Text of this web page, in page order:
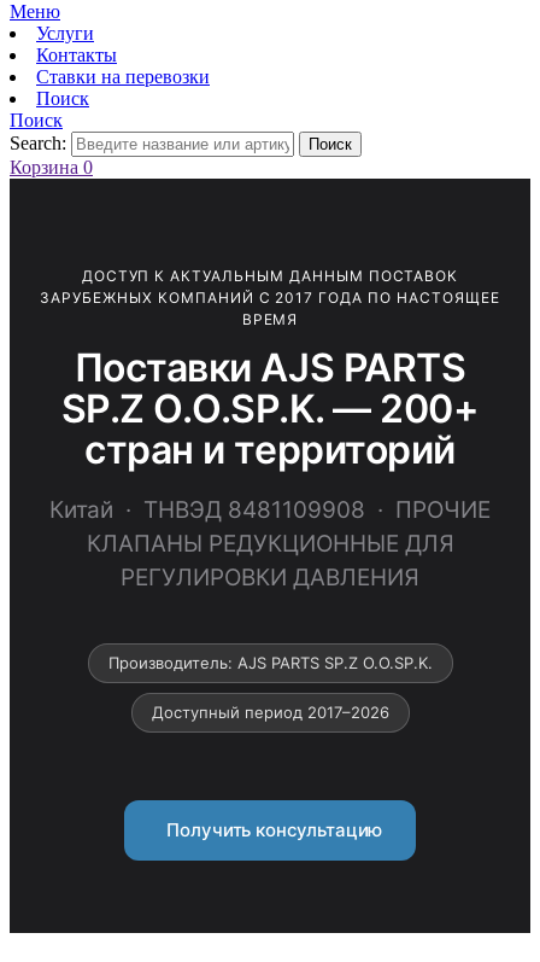
Меню
Услуги
Контакты
Ставки на перевозки
Поиск
Поиск
Search:
Поиск
Корзина 0
ДОСТУП К АКТУАЛЬНЫМ ДАННЫМ ПОСТАВОК
ЗАРУБЕЖНЫХ КОМПАНИЙ С 2017 ГОДА ПО НАСТОЯЩЕЕ
ВРЕМЯ
Поставки AJS PARTS
SP.Z O.O.SP.K. — 200+
стран и территорий
Китай · ТНВЭД 8481109908 · ПРОЧИЕ
КЛАПАНЫ РЕДУКЦИОННЫЕ ДЛЯ
РЕГУЛИРОВКИ ДАВЛЕНИЯ
Производитель: AJS PARTS SP.Z O.O.SP.K.
Доступный период 2017–2026
Получить консультацию